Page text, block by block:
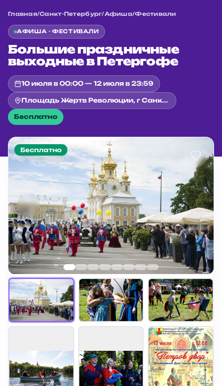
Главная/Санкт-Петербург/Афиша/Фестивали
АФИША ·ФЕСТИВАЛИ
Большие праздничные
выходные в Петергофе
10 июля в 00:00 — 12 июля в 23:59
Площадь Жертв Революции, г Санкт-Петербург, г Петергоф, ул Лихардовская
Бесплатно
Главная
Санкт-Петербург
Афиша
Большие праздничные выходные в Петергофе
Бесплатно